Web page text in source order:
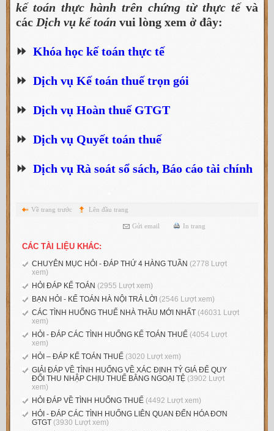
kế toán thực hành trên chứng từ thực tếvà
các Dịch vụ kế toán vui lòng xem ở đây:
⏩ Khóa học kế toán thực tế
⏩ Dịch vụ Kế toán thuế trọn gói
⏩ Dịch vụ Hoàn thuế GTGT
⏩ Dịch vụ Quyết toán thuế
⏩ Dịch vụ Rà soát sổ sách, Báo cáo tài chính
Về trang trước Lên đầu trang
Gửi email In trang
CÁC TÀI LIỆU KHÁC:
CHUYÊN MỤC HỎI - ĐÁP THỨ 4 HÀNG TUẦN (2778 Lượt
xem)
HỎI ĐÁP KẾ TOÁN (2955 Lượt xem)
BẠN HỎI - KẾ TOÁN HÀ NỘI TRẢ LỜI (2546 Lượt xem)
CÁC TÌNH HUỐNG THUẾ NHÀ THẦU MỚI NHẤT (46031 Lượt
xem)
HỎI - ĐÁP CÁC TÌNH HUỐNG KẾ TOÁN THUẾ (4054 Lượt
xem)
HỎI – ĐÁP KẾ TOÁN THUẾ (3020 Lượt xem)
GIẢI ĐÁP VỀ TÌNH HUỐNG VỀ XÁC ĐỊNH TỶ GIÁ ĐỂ QUY
ĐỔI THU NHẬP CHỊU THUẾ BẰNG NGOẠI TỆ (3902 Lượt
xem)
HỎI ĐÁP VỀ TÌNH HUỐNG THUẾ (4492 Lượt xem)
HỎI - ĐÁP CÁC TÌNH HUỐNG LIÊN QUAN ĐẾN HÓA ĐƠN
GTGT (3930 Lượt xem)